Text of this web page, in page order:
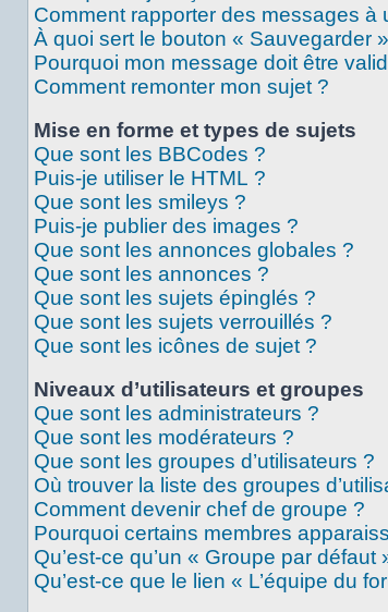
Comment rapporter des messages à
À quoi sert le bouton « Sauvegarder
Pourquoi mon message doit être
Comment remonter mon sujet ?
Mise en forme et types de sujets
Que sont les BBCodes ?
Puis-je utiliser le HTML ?
Que sont les smileys ?
Puis-je publier des images ?
Que sont les annonces globales ?
Que sont les annonces ?
Que sont les sujets épinglés ?
Que sont les sujets verrouillés ?
Que sont les icônes de sujet ?
Niveaux d’utilisateurs et groupes
Que sont les administrateurs ?
Que sont les modérateurs ?
Que sont les groupes d’utilisateurs ?
Où trouver la liste des groupes
Comment devenir chef de groupe ?
Pourquoi certains membres
Qu’est-ce qu’un « Groupe par défaut
Qu’est-ce que le lien « L’équipe du